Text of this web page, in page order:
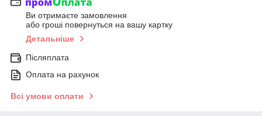
Ви отримаєте замовлення
або гроші повернуться на вашу картку
Детальніше
Післяплата
Оплата на рахунок
Всі умови оплати